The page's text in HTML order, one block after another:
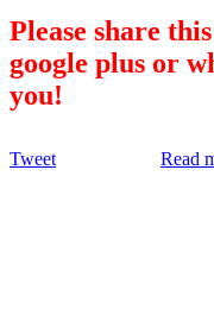
Please share
google plus or
you!
Tweet Read